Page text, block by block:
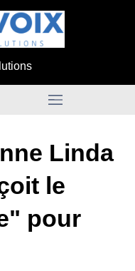
Linda
le
pour